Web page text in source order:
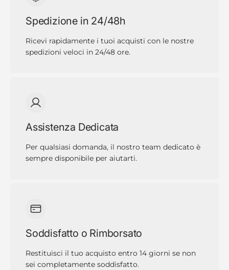
Spedizione in 24/48h
Ricevi rapidamente i tuoi acquisti con le nostre
spedizioni veloci in 24/48 ore.
Assistenza Dedicata
Per qualsiasi domanda, il nostro team dedicato è
sempre disponibile per aiutarti.
Soddisfatto o Rimborsato
Restituisci il tuo acquisto entro 14 giorni se non
sei completamente soddisfatto.